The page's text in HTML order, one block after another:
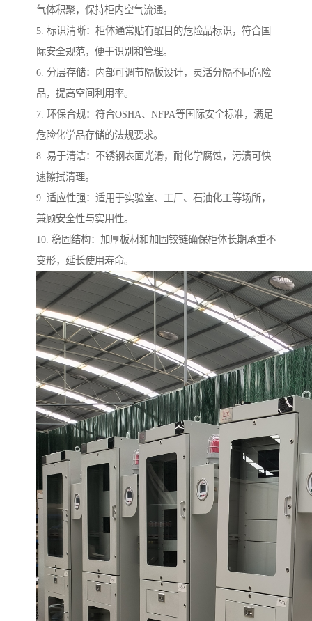
气体积聚，保持柜内空气流通。
5. 标识清晰：柜体通常贴有醒目的危险品标识，符合国
际安全规范，便于识别和管理。
6. 分层存储：内部可调节隔板设计，灵活分隔不同危险
品，提高空间利用率。
7. 环保合规：符合OSHA、NFPA等国际安全标准，满足
危险化学品存储的法规要求。
8. 易于清洁：不锈钢表面光滑，耐化学腐蚀，污渍可快
速擦拭清理。
9. 适应性强：适用于实验室、工厂、石油化工等场所，
兼顾安全性与实用性。
10. 稳固结构：加厚板材和加固铰链确保柜体长期承重不
变形，延长使用寿命。